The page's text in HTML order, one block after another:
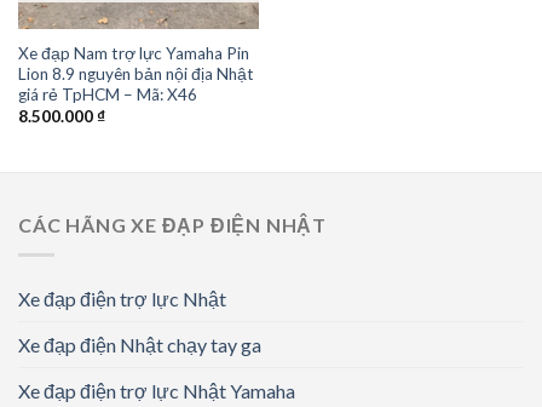
Xe đạp Nam trợ lực Yamaha Pin
Lion 8.9 nguyên bản nội địa Nhật
giá rẻ TpHCM – Mã: X46
8.500.000₫
CÁC HÃNG XE ĐẠP ĐIỆN NHẬT
Xe đạp điện trợ lực Nhật
Xe đạp điện Nhật chạy tay ga
Xe đạp điện trợ lực Nhật Yamaha